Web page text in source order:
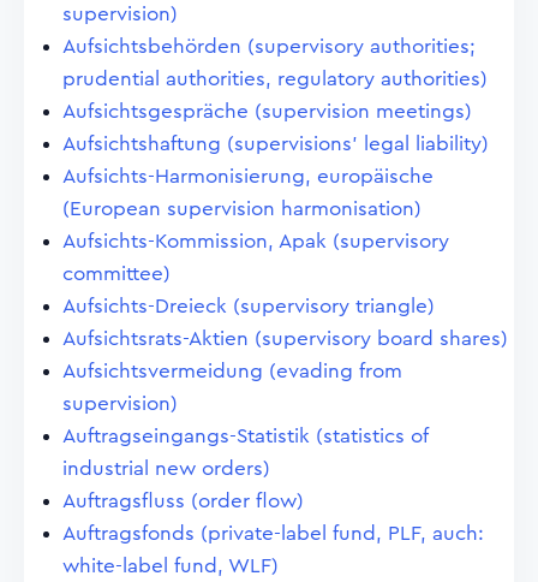
supervision)
Aufsichtsbehörden (supervisory authorities;
prudential authorities, regulatory authorities)
Aufsichtsgespräche (supervision meetings)
Aufsichtshaftung (supervisions' legal liability)
Aufsichts-Harmonisierung, europäische
(European supervision harmonisation)
Aufsichts-Kommission, Apak (supervisory
committee)
Aufsichts-Dreieck (supervisory triangle)
Aufsichtsrats-Aktien (supervisory board shares)
Aufsichtsvermeidung (evading from
supervision)
Auftragseingangs-Statistik (statistics of
industrial new orders)
Auftragsfluss (order flow)
Auftragsfonds (private-label fund, PLF, auch:
white-label fund, WLF)